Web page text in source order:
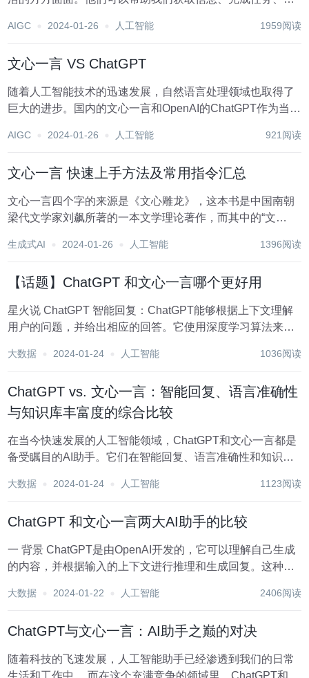
个知名的AI助手：ChatGPT4和文心一言，从诸如智能回
AIGC 2024-01-26 人工智能 1959阅读
文心一言 VS ChatGPT
随着人工智能技术的迅速发展，自然语言处理领域也取得了
巨大的进步。国内的文心一言和OpenAI的ChatGPT作为当前
么，文心一言和ChatGPT哪个更好用呢？本文将从多个角度
AIGC 2024-01-26 人工智能 921阅读
文心一言 快速上手方法及常用指令汇总
文心一言四个字的来源是《文心雕龙》，这本书是中国南朝
梁代文学家刘飙所著的一本文学理论著作，而其中的“文
言””这一名字。 文心一言是百度研发的知识增强大语言模
生成式AI 2024-01-26 人工智能 1396阅读
【话题】ChatGPT 和文心一言哪个更好用
星火说 ChatGPT 智能回复：ChatGPT能够根据上下文理解
用户的问题，并给出相应的回答。它使用深度学习算法来理
准确性：ChatGPT的语言模型经过了大量的训练数据，因此
大数据 2024-01-24 人工智能 1036阅读
ChatGPT vs. 文心一言：智能回复、语言准确性
与知识库丰富度的综合比较
在当今快速发展的人工智能领域，ChatGPT和文心一言都是
备受瞩目的AI助手。它们在智能回复、语言准确性和知识库
本文将从多个维度对这两大AI助手进行比较。 智能回复
大数据 2024-01-24 人工智能 1123阅读
ChatGPT 和文心一言两大AI助手的比较
一 背景 ChatGPT是由OpenAI开发的，它可以理解自己生成
的内容，并根据输入的上下文进行推理和生成回复。这种自
势。 然而，ChatGPT的缺点是只能根据预先设定的规则和模
大数据 2024-01-22 人工智能 2406阅读
ChatGPT与文心一言：AI助手之巅的对决
随着科技的飞速发展，人工智能助手已经渗透到我们的日常
生活和工作中。 而在这个充满竞争的领域里，ChatGPT和文